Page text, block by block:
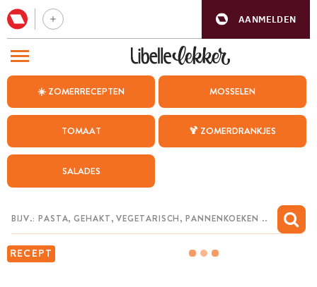
AANMELDEN
☀️ ZOMERRECEPTEN MOSSELEN
TOMAAT 🍹 ZOMERDRANKJES
SALADES
RECEPT
BEZOEK ONZE ANDERE WEBSITES
WEEKMENU
CHAT MET MAIA
MIJN BEWAARDE RECEPTEN